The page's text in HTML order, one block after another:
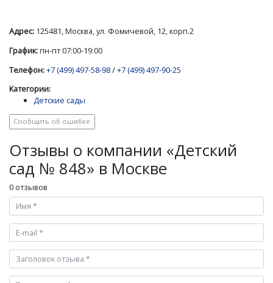
Адрес: 125481, Москва, ул. Фомичевой, 12, корп.2
График:пн-пт 07:00-19:00
Телефон:+7 (499) 497-58-98/+7 (499) 497-90-25
Категории:
Детские сады
Сообщить об ошибке
Отзывы о компании «Детский
сад № 848» в Москве
0 отзывов